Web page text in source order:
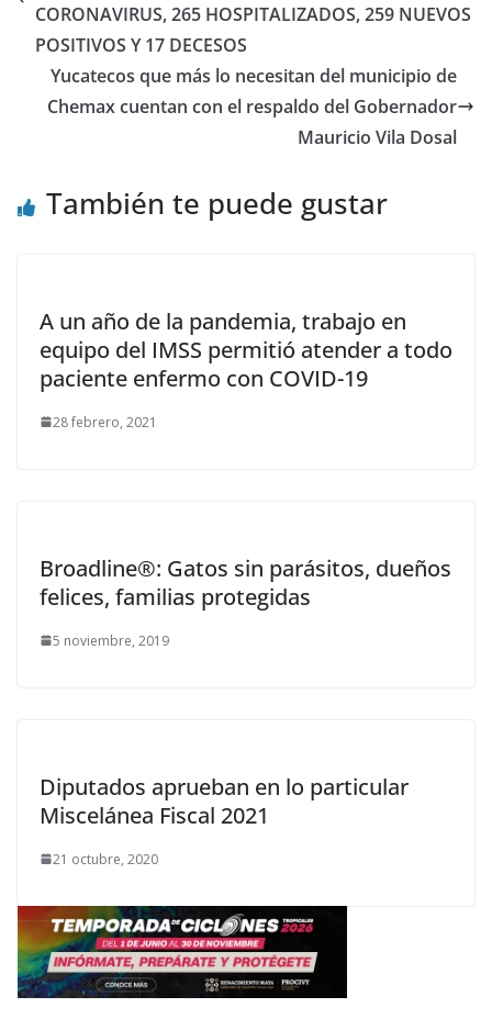
CORONAVIRUS, 265 HOSPITALIZADOS, 259 NUEVOS
POSITIVOS Y 17 DECESOS
Yucatecos que más lo necesitan del municipio de
Chemax cuentan con el respaldo del Gobernador
Mauricio Vila Dosal
También te puede gustar
A un año de la pandemia, trabajo en
equipo del IMSS permitió atender a todo
paciente enfermo con COVID-19
28 febrero, 2021
Broadline®: Gatos sin parásitos, dueños
felices, familias protegidas
5 noviembre, 2019
Diputados aprueban en lo particular
Miscelánea Fiscal 2021
21 octubre, 2020